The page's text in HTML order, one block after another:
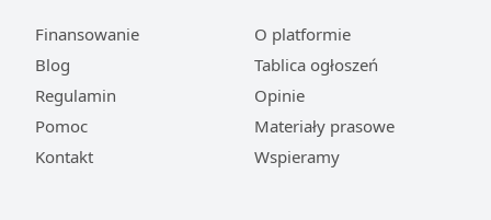
Finansowanie
Blog
Regulamin
Pomoc
Kontakt
O platformie
Tablica ogłoszeń
Opinie
Materiały prasowe
Wspieramy